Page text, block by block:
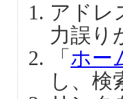
アドレ
力誤り
「 ホー
し、検